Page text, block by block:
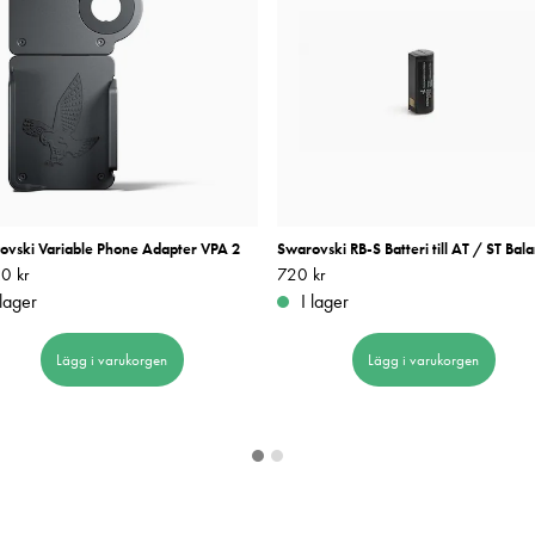
Variable Phone Adapter VPA 2
220 kr
kr
Lägg i varukorgen
Swarovski RB-S Batteri till AT / ST
Pris: 720 kr
720 kr
I lager
Lägg i varukorgen